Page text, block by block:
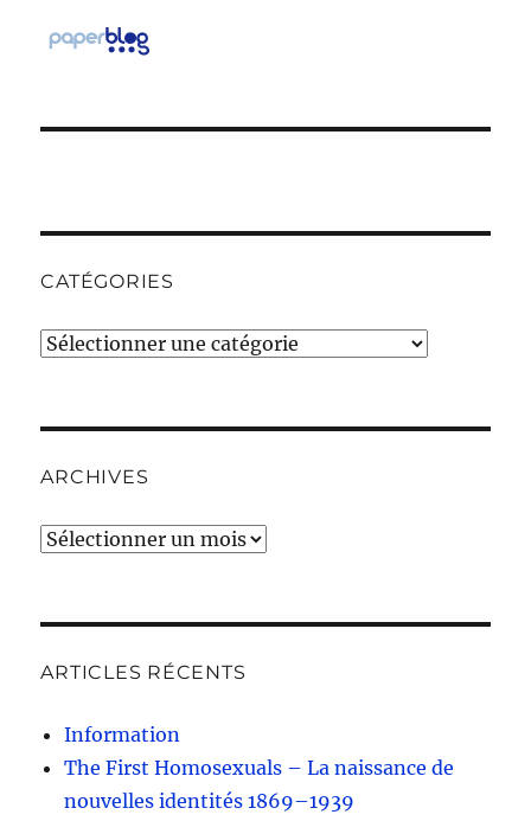
CATÉGORIES
Catégories
ARCHIVES
Archives
ARTICLES RÉCENTS
Information
The First Homosexuals – La naissance de
nouvelles identités 1869–1939